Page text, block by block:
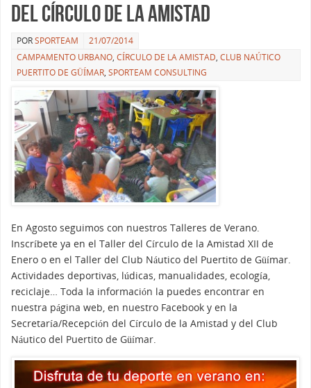
del Círculo de la Amistad
PORSPORTEAM
21/07/2014
CAMPAMENTO URBANO, CÍRCULO DE LA AMISTAD, CLUB NAÚTICO
PUERTITO DE GÜÍMAR, SPORTEAM CONSULTING
En Agosto seguimos con nuestros Talleres de Verano.
Inscríbete ya en el Taller del Círculo de la Amistad XII de
Enero o en el Taller del Club Náutico del Puertito de Güímar.
Actividades deportivas, lúdicas, manualidades, ecología,
reciclaje… Toda la información la puedes encontrar en
nuestra página web, en nuestro Facebook y en la
Secretaría/Recepción del Círculo de la Amistad y del Club
Náutico del Puertito de Güímar.